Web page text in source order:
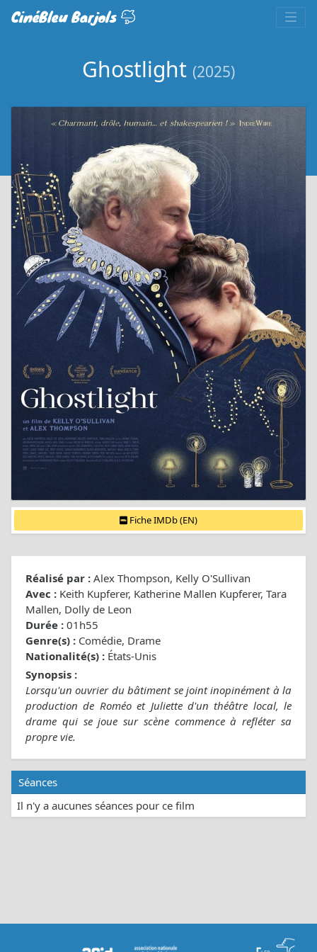
CinéBleu Barjols
Ghostlight (2025)
Fiche IMDb (EN)
Réalisé par : Alex Thompson, Kelly O'Sullivan
Avec : Keith Kupferer, Katherine Mallen Kupferer, Tara
Mallen, Dolly de Leon
Durée : 01h55
Genre(s) : Comédie, Drame
Nationalité(s) : États-Unis
Synopsis :
Lorsqu'un ouvrier du bâtiment se joint inopinément à la
production de Roméo et Juliette d'un théâtre local, le
drame qui se joue sur scène commence à refléter sa
propre vie.
Séances
Il n'y a aucunes séances pour ce film